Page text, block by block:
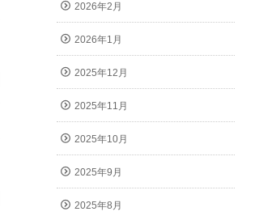
2026年2月
2026年1月
2025年12月
2025年11月
2025年10月
2025年9月
2025年8月